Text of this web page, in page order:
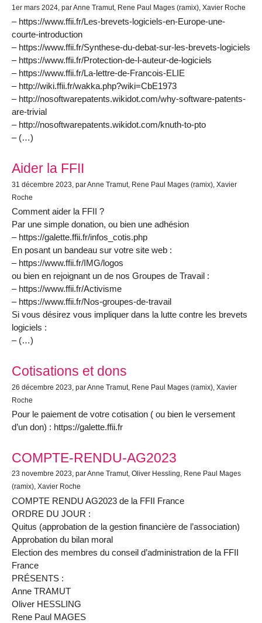
1er mars 2024 , par Anne Tramut, Rene Paul Mages (ramix), Xavier Roche
– https://www.ffii.fr/Les-brevets-logiciels-en-Europe-une-
courte-introduction
– https://www.ffii.fr/Synthese-du-debat-sur-les-brevets-logiciels
– https://www.ffii.fr/Protection-de-l-auteur-de-logiciels
– https://www.ffii.fr/La-lettre-de-Francois-ELIE
– http://wiki.ffii.fr/wakka.php?wiki=CbE1973
– http://nosoftwarepatents.wikidot.com/why-software-patents-
are-trivial
– http://nosoftwarepatents.wikidot.com/knuth-to-pto
– (…)
Aider la FFII
31 décembre 2023 , par Anne Tramut, Rene Paul Mages (ramix), Xavier
Roche
Comment aider la FFII ?
Par une simple donation, ou bien une adhésion
– https://galette.ffii.fr/infos_cotis.php
En posant un bandeau sur votre site web :
– https://www.ffii.fr/IMG/logos
ou bien en rejoignant un de nos Groupes de Travail :
– https://www.ffii.fr/Activisme
– https://www.ffii.fr/Nos-groupes-de-travail
Si vous désirez vous impliquer dans la lutte contre les brevets
logiciels :
– (…)
Cotisations et dons
26 décembre 2023 , par Anne Tramut, Rene Paul Mages (ramix), Xavier
Roche
Pour le paiement de votre cotisation ( ou bien le versement
d’un don) : https://galette.ffii.fr
COMPTE-RENDU-AG2023
23 novembre 2023, par Anne Tramut, Oliver Hessling, Rene Paul Mages
(ramix), Xavier Roche
COMPTE RENDU AG2023 de la FFII France
ORDRE DU JOUR :
Quitus (approbation de la gestion financière de l’association)
Approbation du bilan moral
Election des membres du conseil d’administration de la FFII
France
PRÉSENTS :
Anne TRAMUT
Oliver HESSLING
Rene Paul MAGES